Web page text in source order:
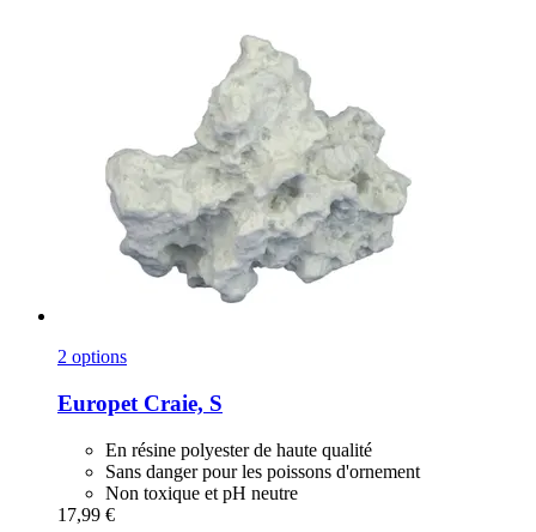
2 options
Europet Craie, S
En résine polyester de haute qualité
Sans danger pour les poissons d'ornement
Non toxique et pH neutre
17,99 €